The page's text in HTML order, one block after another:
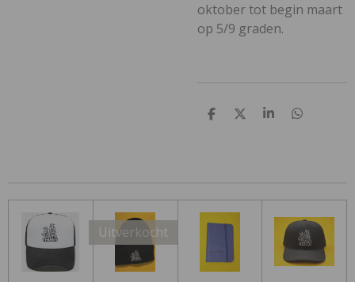
oktober tot begin maart
op 5/9 graden.
D
D
S
D
Uitverkocht